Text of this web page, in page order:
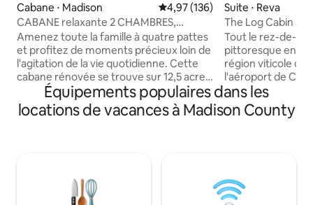
Cabane ⋅ Madison Évaluation moyenne sur la
4,97 (136)
CABANE relaxante 2 CHAMBRES,
12 acres, chien amical, randonnée
Amenez toute la famille à quatre pattes
et profitez de moments précieux loin de
l'agitation de la vie quotidienne. Cette
cabane rénovée se trouve sur 12,5 acres
de terrain principalement boisé au cœur
des montagnes bleues du comté de
Madison. À moins de 30 minutes des
chambre supplémentaire avec un lit
complet, cette maison loin de chez vous
Suite ⋅ Reva
The Log Cabin at
Randonnée, vin,
Tout le rez-de-
pittoresque en
région viticole de
l'aéroport de
UVa, du parc
des vignobles,
restaurants locaux. REMARQUE : les
qui comprennent
simple, fixez le
Équipements populaires dans les
locations de vacances à Madison County